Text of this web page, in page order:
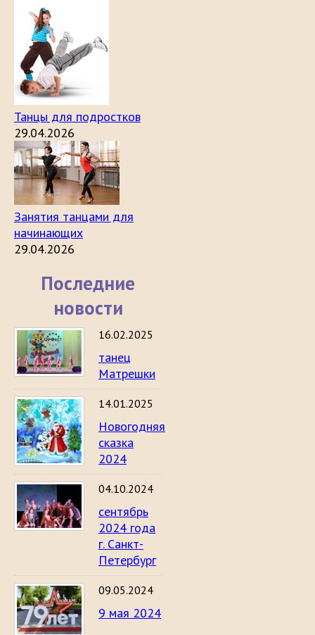
Танцы для подростков
29.04.2026
Занятия танцами для
начинающих
29.04.2026
Последние
новости
16.02.2025
танец
Матрешки
14.01.2025
Новогодняя
сказка
2024
04.10.2024
сентябрь
2024 года
г. Санкт-
Петербург
09.05.2024
9 мая 2024